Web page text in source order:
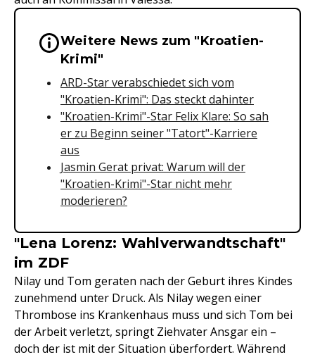
Wichtige Hinweise &
Weitere News zum "Kroatien-
Krimi"
ARD-Star verabschiedet sich vom
"Kroatien-Krimi": Das steckt dahinter
"Kroatien-Krimi"-Star Felix Klare: So sah
er zu Beginn seiner "Tatort"-Karriere
aus
Jasmin Gerat privat: Warum will der
"Kroatien-Krimi"-Star nicht mehr
moderieren?
"Lena Lorenz: Wahlverwandtschaft"
im ZDF
Nilay und Tom geraten nach der Geburt ihres Kindes
zunehmend unter Druck. Als Nilay wegen einer
Thrombose ins Krankenhaus muss und sich Tom bei
der Arbeit verletzt, springt Ziehvater Ansgar ein –
doch der ist mit der Situation überfordert. Während